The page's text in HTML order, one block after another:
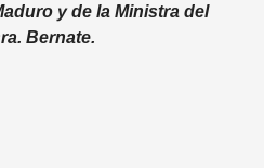
y de la Ministra del
Bernate.